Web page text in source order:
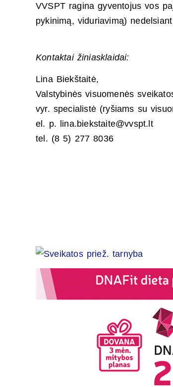
VVSPT ragina gyventojus vos
pykinimą, viduriavimą)
Kontaktai žiniasklaidai:
Lina Biekštaitė,
Valstybinės visuomenės
vyr. specialistė (ryšiams su
el. p. lina.biekstaite@vvspt.lt
tel. (8 5) 277 8036